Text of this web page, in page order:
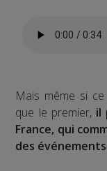
Mais même si
que le premier, il
France, qui
des